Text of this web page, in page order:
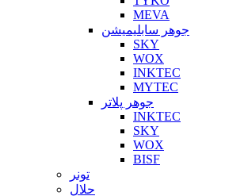
MEVA
جوهر سابلیمیشن
SKY
WOX
INKTEC
MYTEC
جوهر پلاتر
INKTEC
SKY
WOX
BISF
تونر
حلال